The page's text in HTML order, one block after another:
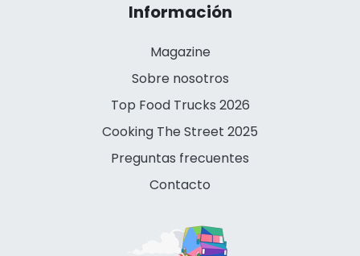
Información
Magazine
Sobre nosotros
Top Food Trucks 2026
Cooking The Street 2025
Preguntas frecuentes
Contacto